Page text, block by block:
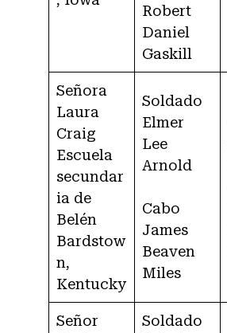
Robert
Daniel
Gaskill
Señora
Laura
Craig
Escuela
secundar
ia de
Belén
Bardstow
n,
Kentucky
Soldado
Elmer
Lee
Arnold
Cabo
James
Beaven
Miles
Señor
Soldado